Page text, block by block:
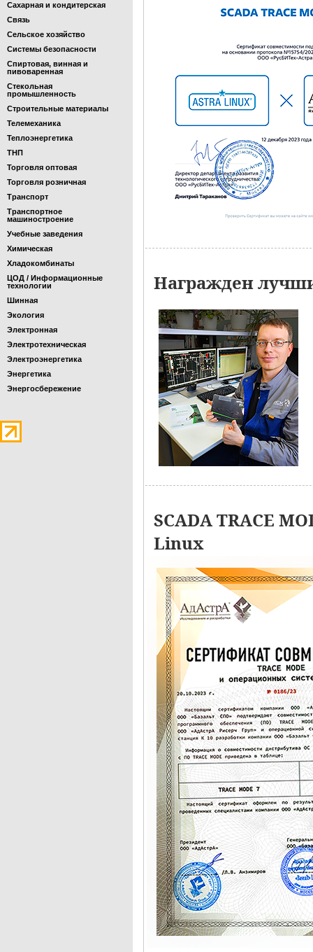
Сахарная и кондитерская
Связь
Сельское хозяйство
Системы безопасности
Спиртовая, винная и
пивоваренная
Стекольная
промышленность
Строительные материалы
Телемеханика
Теплоэнергетика
ТНП
Торговля оптовая
Торговля розничная
Транспорт
Транспортное
машиностроение
Учебные заведения
Химическая
Хладокомбинаты
ЦОД / Информационные
технологии
Шинная
Экология
Электронная
Электротехническая
Электроэнергетика
Энергетика
Энергосбережение
Награжден
SCADA TRACE
Linux